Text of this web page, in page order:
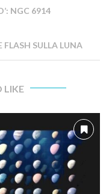
NGC 6914
SULLA LUNA
LIKE